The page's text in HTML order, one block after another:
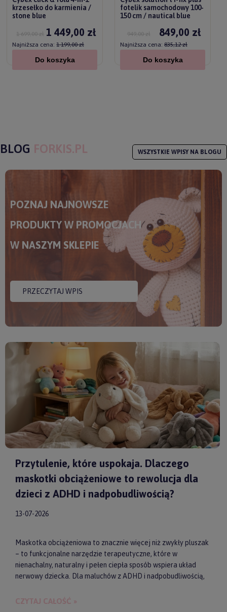
krzesełko do karmienia /
stone blue
1 449,00 zł
1 699,00 zł
Najniższa cena: 1 199,00 zł
Do koszyka
fotelik samochodowy 100-
150 cm / nautical blue
849,00 zł
949,00 zł
Najniższa cena: 835,12 zł
Do koszyka
BLOG FORKIS.PL WSZYSTKIE WPISY NA BLOGU
POZNAJ NAJNOWSZE
PRODUKTY W PROMOCJACH
W NASZYM SKLEPIE
PRZECZYTAJ WPIS
Przytulenie, które uspokaja. Dlaczego
maskotki obciążeniowe to rewolucja dla
dzieci z ADHD i nadpobudliwością?
13-07-2026
Maskotka obciążeniowa to znacznie więcej niż zwykły pluszak
– to funkcjonalne narzędzie terapeutyczne, które w
nienachalny, naturalny i pełen ciepła sposób wspiera układ
nerwowy dziecka. Dla maluchów z ADHD i nadpobudliwością,
dociążony przyjaciel może stać się kluczem do upragnionego
CZYTAJ CAŁOŚĆ »